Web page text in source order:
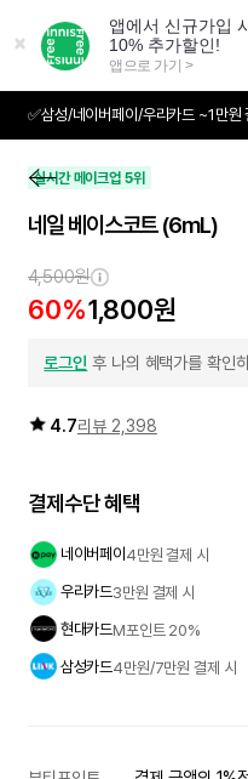
가
✅삼성/네이버페이/우리카드 ~1만원
실시간 메이크업 5위
네일 베이스코트(6mL)
4,500원
60%1,800원
로그인 후 나의 혜택가를 확인
4.7리뷰 2,398
결제수단 혜택
네이버페이4만원 결제 시
우리카드3만원 결제 시
현대카드M포인트 20%
삼성카드4만원/7만원 결제 시